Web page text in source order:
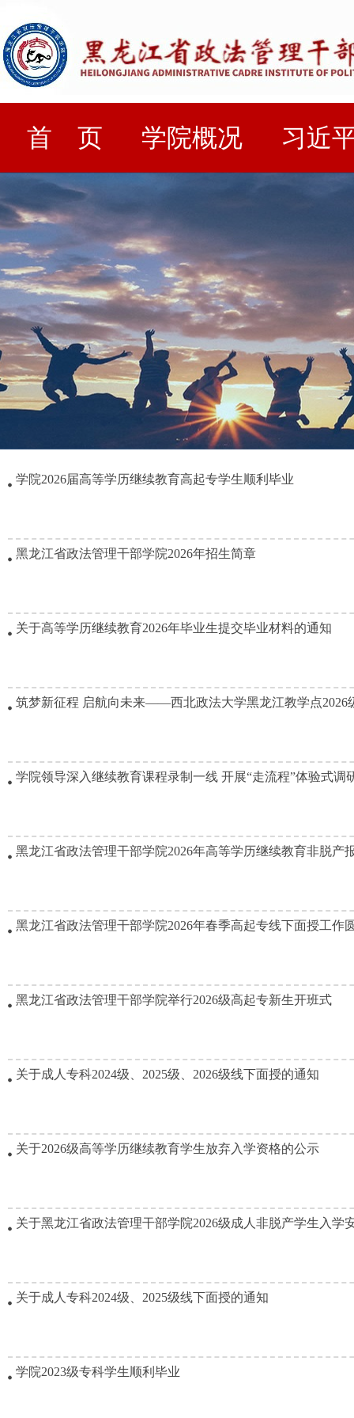
首 页 学院概况 习近
学院2026届高等学历继续教育高起专学生顺利毕业
黑龙江省政法管理干部学院2026年招生简章
关于高等学历继续教育2026年毕业生提交毕业材料的通知
筑梦新征程 启航向未来——西北政法大学黑龙江教学点2026
学院领导深入继续教育课程录制一线 开展“走流程”体验式调
黑龙江省政法管理干部学院2026年高等学历继续教育非脱产报
黑龙江省政法管理干部学院2026年春季高起专线下面授工作
黑龙江省政法管理干部学院举行2026级高起专新生开班式
关于成人专科2024级、2025级、2026级线下面授的通知
关于2026级高等学历继续教育学生放弃入学资格的公示
关于黑龙江省政法管理干部学院2026级成人非脱产学生入学安
关于成人专科2024级、2025级线下面授的通知
学院2023级专科学生顺利毕业